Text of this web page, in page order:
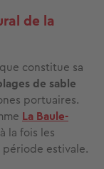
de la
constitue sa
de sable
portuaires.
La Baule-
la fois les
estivale.